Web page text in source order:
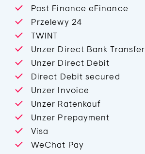
Post Finance eFinance
Przelewy 24
TWINT
Unzer Direct Bank Transfer
Unzer Direct Debit
Direct Debit secured
Unzer Invoice
Unzer Ratenkauf
Unzer Prepayment
Visa
WeChat Pay